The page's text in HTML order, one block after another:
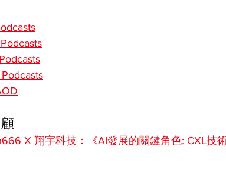
X 翔宇科技：《AI發展的關鍵角色: CXL技